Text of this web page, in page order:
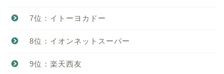
7位：イトーヨカドー
8位：イオンネットスーパー
9位：楽天西友